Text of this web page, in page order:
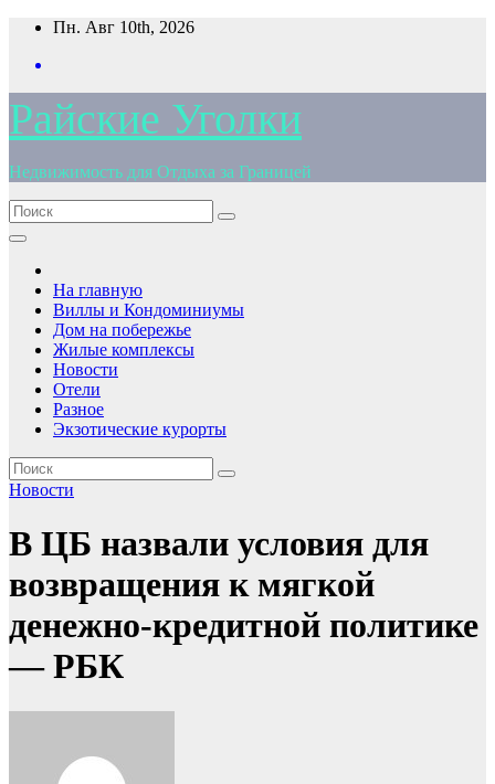
Перейти
содержимому
Пн. Авг 10th, 2026
Райские Уголки
Недвижимость для Отдыха за Границей
На главную
Виллы и Кондоминиумы
Дом на побережье
Жилые комплексы
Новости
Отели
Разное
Экзотические курорты
Новости
В ЦБ назвали условия для
возвращения к мягкой
денежно-кредитной политике
— РБК